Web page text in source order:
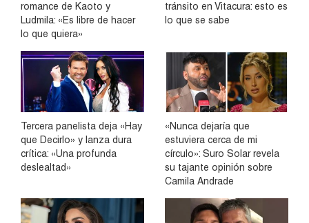
romance de Kaoto y
Ludmila: «Es libre de hacer
lo que quiera»
tránsito en Vitacura: esto es
lo que se sabe
Tercera panelista deja «Hay
que Decirlo» y lanza dura
crítica: «Una profunda
deslealtad»
«Nunca dejaría que
estuviera cerca de mi
círculo»: Suro Solar revela
su tajante opinión sobre
Camila Andrade